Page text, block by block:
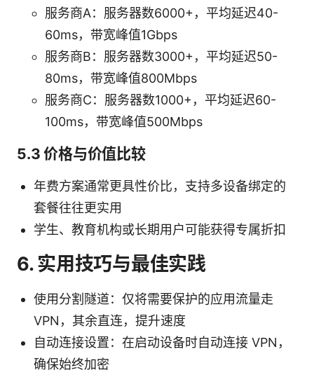
服务商A：服务器数6000+，平均延迟40-
60ms，带宽峰值1Gbps
服务商B：服务器数3000+，平均延迟50-
80ms，带宽峰值800Mbps
服务商C：服务器数1000+，平均延迟60-
100ms，带宽峰值500Mbps
5.3 价格与价值比较
年费方案通常更具性价比，支持多设备绑定的
套餐往往更实用
学生、教育机构或长期用户可能获得专属折扣
6. 实用技巧与最佳实践
使用分割隧道：仅将需要保护的应用流量走
VPN，其余直连，提升速度
自动连接设置：在启动设备时自动连接 VPN，
确保始终加密